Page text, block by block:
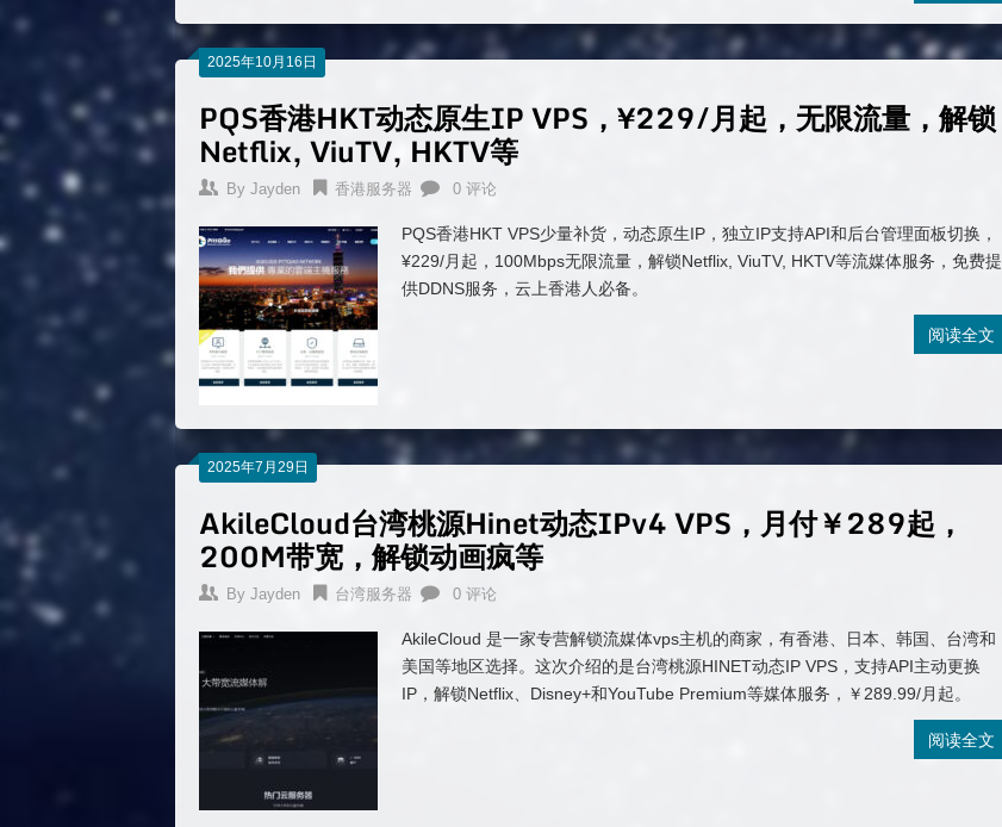
2025年10月16日
PQS香港HKT动态原生IP VPS，¥229/月起，无限流量，解锁
Netflix, ViuTV, HKTV等
By Jayden 香港服务器 0 评论
PQS香港HKT VPS少量补货，动态原生IP，独立IP支持API和后台管理面板切换，
¥229/月起，100Mbps无限流量，解锁Netflix, ViuTV, HKTV等流媒体服务，免费提
供DDNS服务，云上香港人必备。
阅读全文
2025年7月29日
AkileCloud台湾桃源Hinet动态IPv4 VPS，月付￥289起，
200M带宽，解锁动画疯等
By Jayden 台湾服务器 0 评论
AkileCloud 是一家专营解锁流媒体vps主机的商家，有香港、日本、韩国、台湾和
美国等地区选择。这次介绍的是台湾桃源HINET动态IP VPS，支持API主动更换
IP，解锁Netflix、Disney+和YouTube Premium等媒体服务，￥289.99/月起。
阅读全文